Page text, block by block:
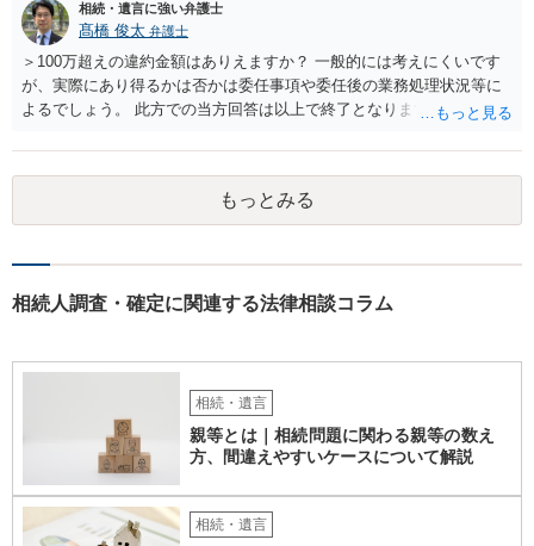
問4 相続トラブルの代理交渉は可能でしょうか。 →一般論としては可
能ですが、お伺いする内容ですとお祖父様が亡くなられた後に動くこ
とになるでしょう。
相続・遺言に強い弁護士
髙橋 俊太 弁護士
＞100万超えの違約金額はありえますか？ 一般的には考えにくいです
が、実際にあり得るかは否かは委任事項や委任後の業務処理状況等に
よるでしょう。 此方での当方回答は以上で終了となりますが、参考に
もっとみる
相続人調査・確定に関連する法律相談コラム
相続・遺言
親等とは｜相続問題に関わる親等の数え
方、間違えやすいケースについて解説
相続・遺言